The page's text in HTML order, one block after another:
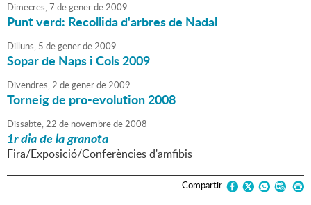
Dimecres,7 degenerde2009
Punt verd: Recollida d'arbres de Nadal
Dilluns, 5 degenerde2009
Sopar de Naps i Cols 2009
Divendres,2 degenerde2009
Torneig de pro-evolution 2008
Dissabte,22 de novembrede2008
1r dia de la granota
Fira/Exposició/Conferències d'amfibis
Compartir